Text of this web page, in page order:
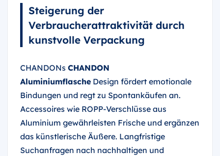
Steigerung der
Verbraucherattraktivität durch
kunstvolle Verpackung
CHANDONs CHANDON
Aluminiumflasche Design fördert emotionale
Bindungen und regt zu Spontankäufen an.
Accessoires wie ROPP-Verschlüsse aus
Aluminium gewährleisten Frische und ergänzen
das künstlerische Äußere. Langfristige
Suchanfragen nach nachhaltigen und